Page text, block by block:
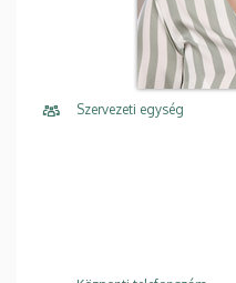
Szervezeti egység